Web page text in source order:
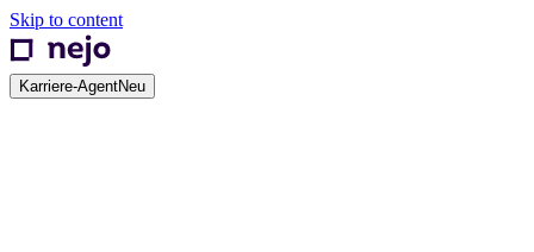
Skip to content
Karriere-AgentNeu